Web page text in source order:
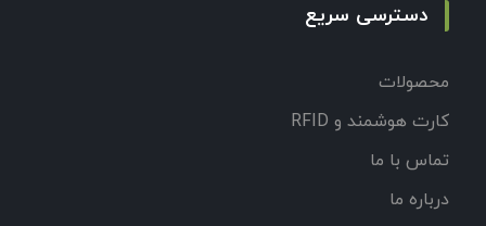
دسترسی سریع
محصولات
کارت هوشمند و RFID
تماس با ما
درباره ما